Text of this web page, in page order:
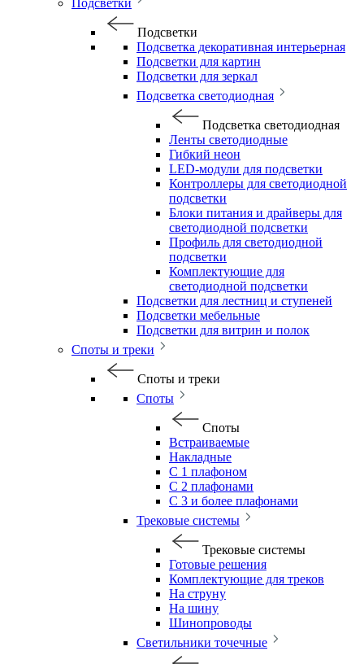
Подсветки
Подсветки
Подсветка декоративная интерьерная
Подсветки для картин
Подсветки для зеркал
Подсветка светодиодная
Подсветка светодиодная
Ленты светодиодные
Гибкий неон
LED-модули для подсветки
Контроллеры для светодиодной
подсветки
Блоки питания и драйверы для
светодиодной подсветки
Профиль для светодиодной
подсветки
Комплектующие для
светодиодной подсветки
Подсветки для лестниц и ступеней
Подсветки мебельные
Подсветки для витрин и полок
Споты и треки
Споты и треки
Споты
Споты
Встраиваемые
Накладные
С 1 плафоном
С 2 плафонами
С 3 и более плафонами
Трековые системы
Трековые системы
Готовые решения
Комплектующие для треков
На струну
На шину
Шинопроводы
Светильники точечные